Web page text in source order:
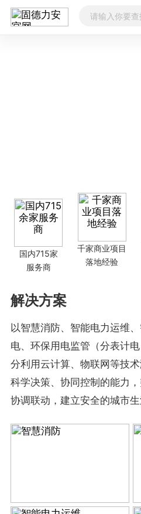
国内715家
服务商
千家商业项目
落地经验
解决方案
以智慧消防、智能电力运维
电、环保用电监管（分表计
分利用云计算、物联网等技
科学决策、协同控制的能力
协调联动，建立安全的城市生